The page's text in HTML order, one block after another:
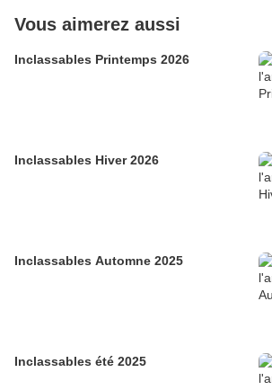
Vous aimerez aussi
Inclassables Printemps 2026
Inclassables Hiver 2026
Inclassables Automne 2025
Inclassables été 2025